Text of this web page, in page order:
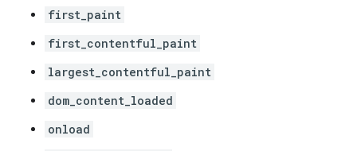
first_paint
first_contentful_paint
largest_contentful_paint
dom_content_loaded
onload